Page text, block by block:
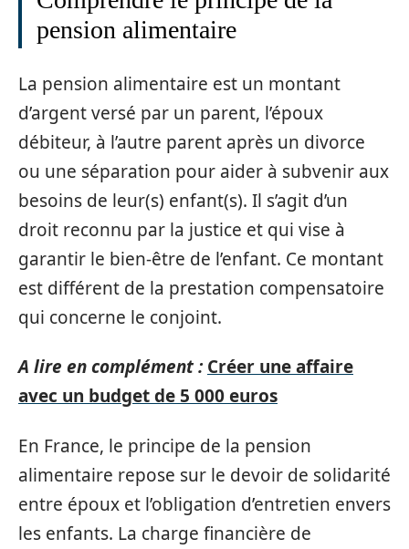
pension alimentaire
La pension alimentaire est un montant
d’argent versé par un parent, l’époux
débiteur, à l’autre parent après un divorce
ou une séparation pour aider à subvenir aux
besoins de leur(s) enfant(s). Il s’agit d’un
droit reconnu par la justice et qui vise à
garantir le bien-être de l’enfant. Ce montant
est différent de la prestation compensatoire
qui concerne le conjoint.
A lire en complément : Créer une affaire
avec un budget de 5 000 euros
En France, le principe de la pension
alimentaire repose sur le devoir de solidarité
entre époux et l’obligation d’entretien envers
les enfants. La charge financière de